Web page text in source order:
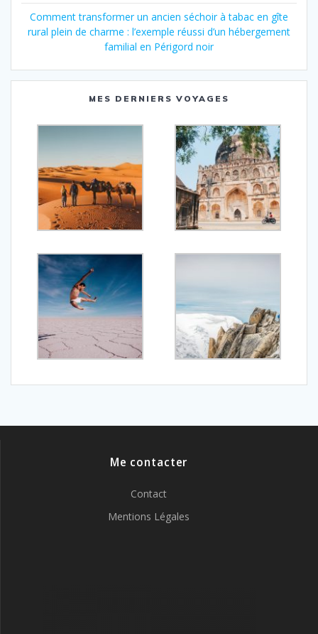
Comment transformer un ancien séchoir à tabac en gîte
rural plein de charme : l’exemple réussi d’un hébergement
familial en Périgord noir
MES DERNIERS VOYAGES
Me contacter
Contact
Mentions Légales